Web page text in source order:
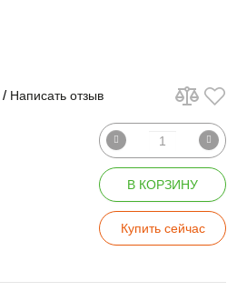
/ Написать отзыв
В КОРЗИНУ
Купить сейчас